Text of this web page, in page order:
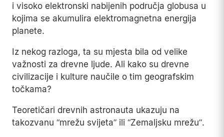
i visoko elektronski nabijenih područja globusa u
kojima se akumulira elektromagnetna energija
planete.
Iz nekog razloga, ta su mjesta bila od velike
važnosti za drevne ljude. Ali kako su drevne
civilizacije i kulture naučile o tim geografskim
točkama?
Teoretičari drevnih astronauta ukazuju na
takozvanu “mrežu svijeta” ili “Zemaljsku mrežu”.